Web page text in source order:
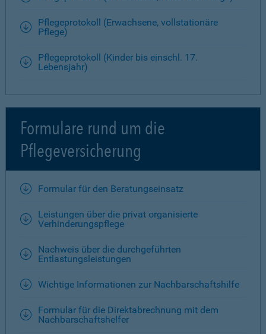
Pflegeprotokoll (Erwachsene, vollstationäre
Pflege)
Pflegeprotokoll (Kinder bis einschl. 17.
Lebensjahr)
Formulare rund um die
Pflegeversicherung
Formular für den Beratungseinsatz
Leistungen über die privat organisierte
Verhinderungspflege
Nachweis über die durchgeführten
Entlastungsleistungen
Wichtige Informationen zur Nachbarschaftshilfe
Formular für die Direktabrechnung mit dem
Nachbarschaftshelfer